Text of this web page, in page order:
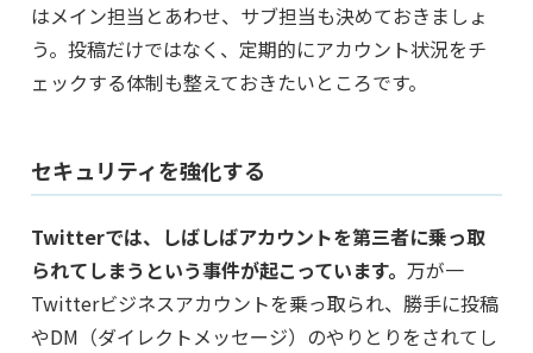
はメイン担当とあわせ、サブ担当も決めておきましょ
う。投稿だけではなく、定期的にアカウント状況をチ
ェックする体制も整えておきたいところです。
セキュリティを強化する
Twitterでは、しばしばアカウントを第三者に乗っ取
られてしまうという事件が起こっています。 万が一
Twitterビジネスアカウントを乗っ取られ、勝手に投稿
やDM（ダイレクトメッセージ）のやりとりをされてし